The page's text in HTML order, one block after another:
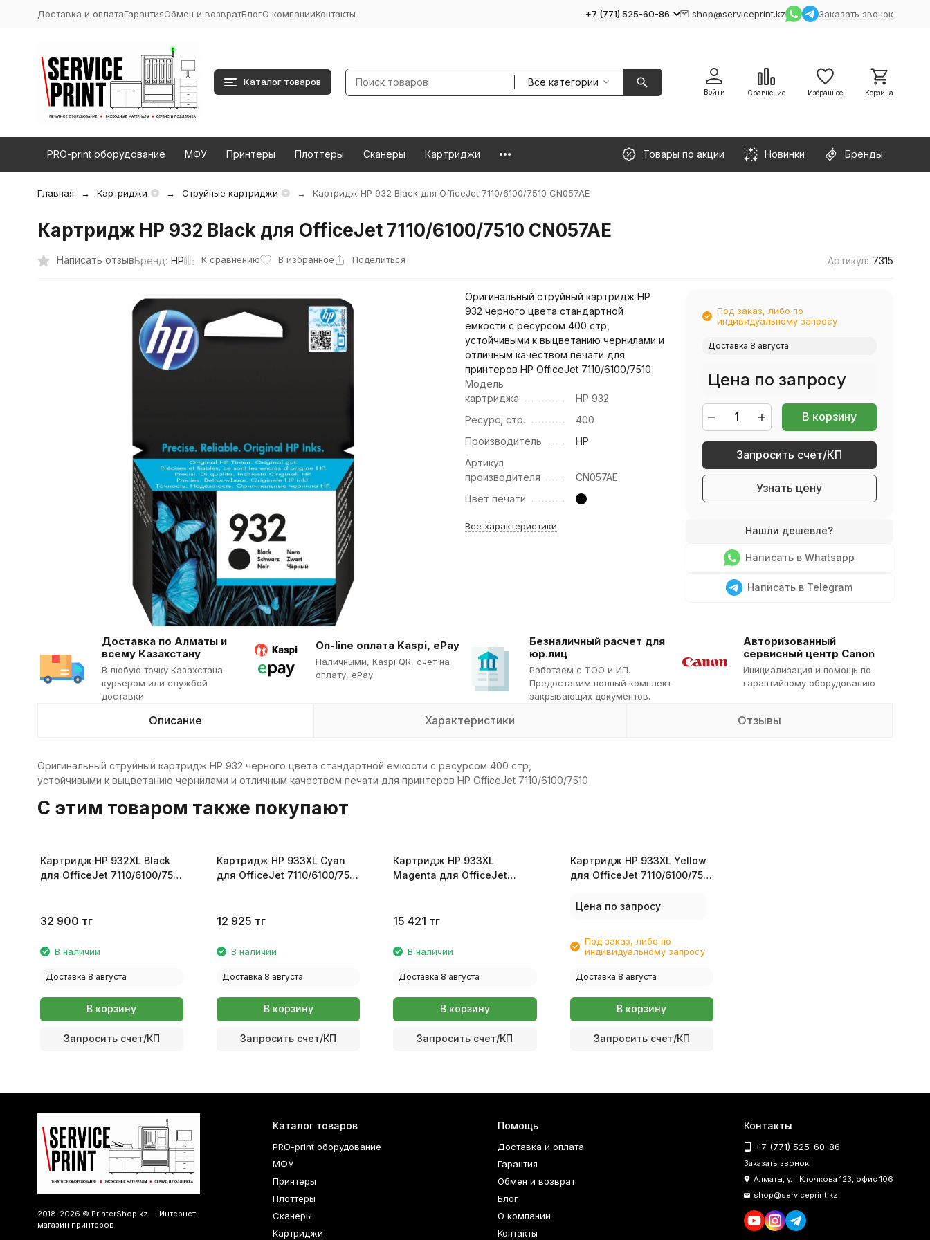
Доставка и оплатаГарантияОбмен и возвратБлогО компанииКонтакты +7 (771) 525-60-86 shop@serviceprint.kz Заказать звонок
Каталог товаров Все категории
Войти Сравнение Избранное Корзина
PRO-print оборудование МФУ Принтеры Плоттеры Сканеры Картриджи Товары по акции Новинки Бренды
Главная Картриджи Струйные картриджи Картридж HP 932 Black для OfficeJet 7110/6100/7510 CN057AE
Картридж HP 932 Black для OfficeJet 7110/6100/7510 CN057AE
Написать отзывБренд: HP К сравнению В избранное Поделиться Артикул: 7315
Оригинальный струйный картридж HP
932 черного цвета стандартной
емкости с ресурсом 400 стр,
устойчивыми к выцветанию чернилами и
отличным качеством печати для
принтеров HP OfficeJet 7110/6100/7510
Модель
картриджа
HP 932
Ресурс, стр.
400
Производитель
HP
Артикул
производителя
CN057AE
Цвет печати
Все характеристики
Под заказ, либо по
индивидуальному запросу
Доставка 8 августа
Цена по запросу
В корзину
Запросить счет/КП
Узнать цену
Написать в Whatsapp
Написать в Telegram
Доставка по Алматы и
всему Казахстану
В любую точку Казахстана
курьером или службой
доставки
On-line оплата Kaspi, ePay
Наличными, Kaspi QR, cчет на
оплату, ePay
Безналичный расчет для
юр.лиц
Работаем с ТОО и ИП.
Предоставим полный комплект
закрывающих документов.
Авторизованный
сервисный центр Canon
Инициализация и помощь по
гарантийному оборудованию
Описание Характеристики Отзывы
Оригинальный струйный картридж HP 932 черного цвета стандартной емкости с ресурсом 400 стр,
устойчивыми к выцветанию чернилами и отличным качеством печати для принтеров HP OfficeJet 7110/6100/7510
C этим товаром также покупают
Картридж HP 932XL Black
для OfficeJet 7110/6100/7510
32 900 тг
В наличии
Доставка 8 августа
В корзину
Запросить счет/КП
Картридж HP 933XL Cyan
для OfficeJet 7110/6100/7510
12 925 тг
В наличии
Доставка 8 августа
В корзину
Запросить счет/КП
Картридж HP 933XL
Magenta для OfficeJet
15 421 тг
В наличии
Доставка 8 августа
В корзину
Запросить счет/КП
Картридж HP 933XL Yellow
для OfficeJet 7110/6100/7510
Цена по запросу
Под заказ, либо по
индивидуальному запросу
Доставка 8 августа
В корзину
Запросить счет/КП
2018-2026 © PrinterShop.kz — Интернет-
магазин принтеров
Каталог товаров
PRO-print оборудование
МФУ
Принтеры
Плоттеры
Сканеры
Картриджи
Помощь
Доставка и оплата
Гарантия
Обмен и возврат
Блог
О компании
Контакты
Контакты
+7 (771) 525-60-86
Заказать звонок
Алматы, ул. Клочкова 123, офис 106
shop@serviceprint.kz